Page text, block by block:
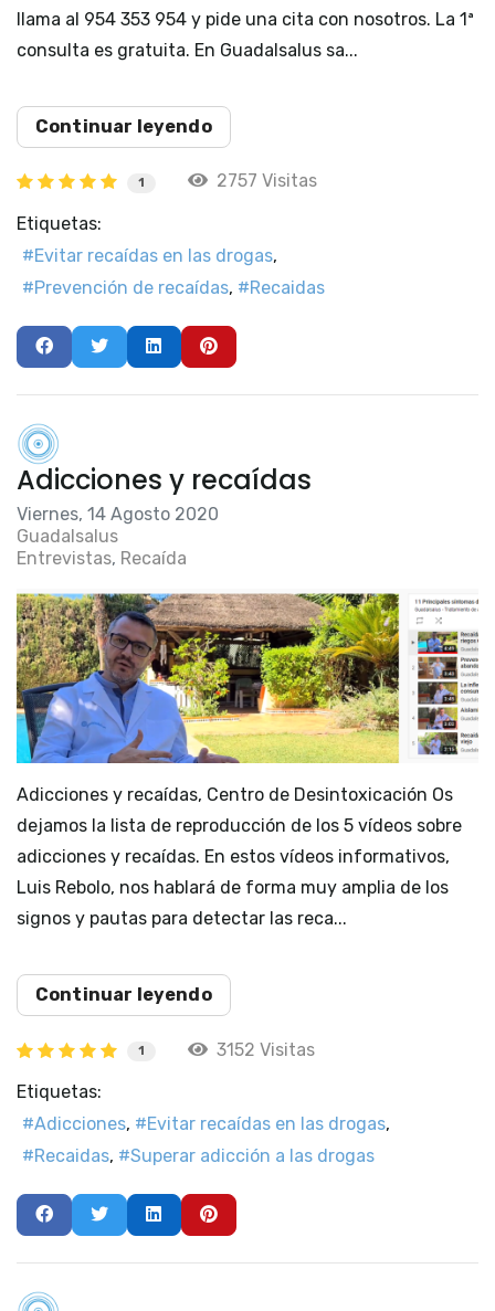
llama al 954 353 954 y pide una cita con nosotros. La 1ª
consulta es gratuita. En Guadalsalus sa...
Continuar leyendo
1 2757 Visitas
Etiquetas:
Evitar recaídas en las drogas
Prevención de recaídas
Recaidas
Adicciones y recaídas
Viernes, 14 Agosto 2020
Guadalsalus
Entrevistas Recaída
Adicciones y recaídas, Centro de Desintoxicación Os
dejamos la lista de reproducción de los 5 vídeos sobre
adicciones y recaídas. En estos vídeos informativos,
Luis Rebolo, nos hablará de forma muy amplia de los
signos y pautas para detectar las reca...
Continuar leyendo
1 3152 Visitas
Etiquetas:
Adicciones
Evitar recaídas en las drogas
Recaidas
Superar adicción a las drogas